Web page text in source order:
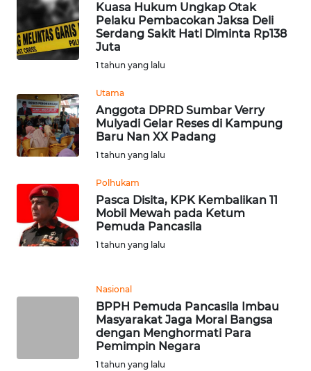
Kuasa Hukum Ungkap Otak
Pelaku Pembacokan Jaksa Deli
Serdang Sakit Hati Diminta Rp138
Juta
1 tahun yang lalu
Utama
Anggota DPRD Sumbar Verry
Mulyadi Gelar Reses di Kampung
Baru Nan XX Padang
1 tahun yang lalu
Polhukam
Pasca Disita, KPK Kembalikan 11
Mobil Mewah pada Ketum
Pemuda Pancasila
1 tahun yang lalu
Nasional
BPPH Pemuda Pancasila Imbau
Masyarakat Jaga Moral Bangsa
dengan Menghormati Para
Pemimpin Negara
1 tahun yang lalu
WN
PAPUA
BARAT
RIAU
WN
SERAMBI
WN
JAMBI
WN
WN
SULTENG